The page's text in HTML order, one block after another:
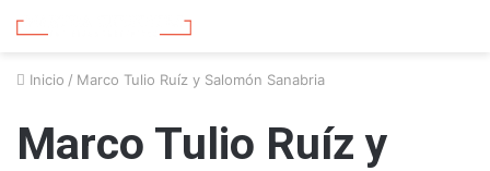
Inicio / Marco Tulio Ruíz y Salomón Sanabria
Marco Tulio Ruíz y